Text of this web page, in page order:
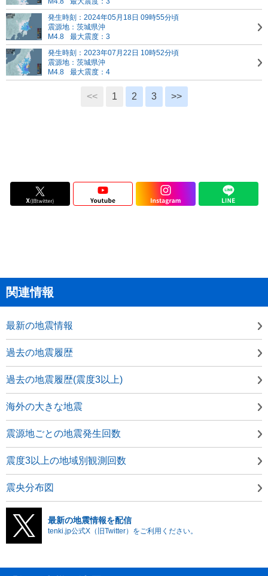
発生時刻：2024年05月18日 09時55分頃
震源地：茨城県沖
M4.8
最大震度：3
発生時刻：2023年07月22日 10時52分頃
震源地：茨城県沖
M4.8
最大震度：4
<< 1 2 3 >>
関連情報
最新の地震情報
過去の地震履歴
過去の地震履歴(震度3以上)
海外の大きな地震
震源地ごとの地震発生回数
震度3以上の地域別観測回数
震央分布図
最新の地震情報を配信
tenki.jp公式X（旧Twitter）をご利用ください。